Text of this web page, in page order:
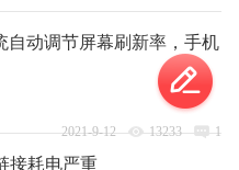
自动调节屏幕刷新率，手机
2021-9-12 13233 1
接耗电严重